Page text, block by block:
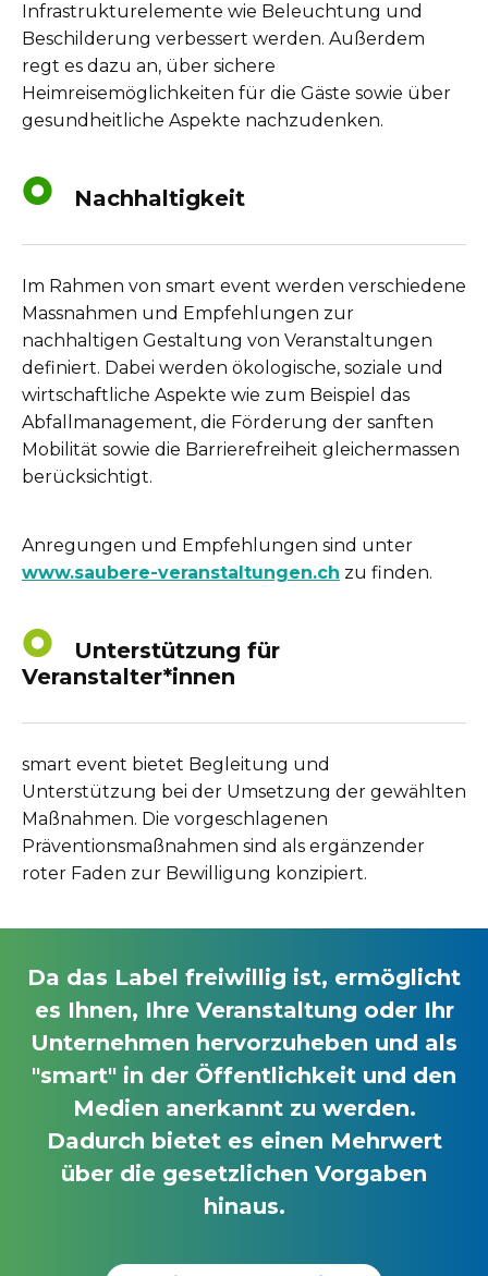
Infrastrukturelemente wie Beleuchtung und
Beschilderung verbessert werden. Außerdem
regt es dazu an, über sichere
Heimreisemöglichkeiten für die Gäste sowie über
gesundheitliche Aspekte nachzudenken.
Nachhaltigkeit
Im Rahmen von smart event werden verschiedene
Massnahmen und Empfehlungen zur
nachhaltigen Gestaltung von Veranstaltungen
definiert. Dabei werden ökologische, soziale und
wirtschaftliche Aspekte wie zum Beispiel das
Abfallmanagement, die Förderung der sanften
Mobilität sowie die Barrierefreiheit gleichermassen
berücksichtigt.
Anregungen und Empfehlungen sind unter
www.saubere-veranstaltungen.ch zu finden.
Unterstützung für
Veranstalter*innen
smart event bietet Begleitung und
Unterstützung bei der Umsetzung der gewählten
Maßnahmen. Die vorgeschlagenen
Präventionsmaßnahmen sind als ergänzender
roter Faden zur Bewilligung konzipiert.
Da das Label freiwillig ist, ermöglicht
es Ihnen, Ihre Veranstaltung oder Ihr
Unternehmen hervorzuheben und als
"smart" in der Öffentlichkeit und den
Medien anerkannt zu werden.
Dadurch bietet es einen Mehrwert
über die gesetzlichen Vorgaben
hinaus.